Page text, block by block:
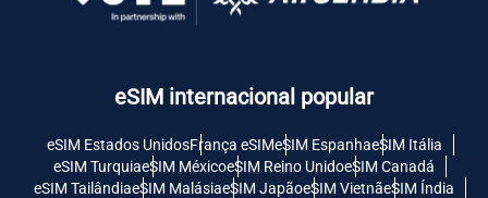
eSIM internacional popular
eSIM Estados UnidosFrança eSIMeSIM EspanhaeSIM Itália
eSIM TurquiaeSIM MéxicoeSIM Reino UnidoeSIM Canadá
eSIM TailândiaeSIM MalásiaeSIM JapãoeSIM VietnãeSIM Índia